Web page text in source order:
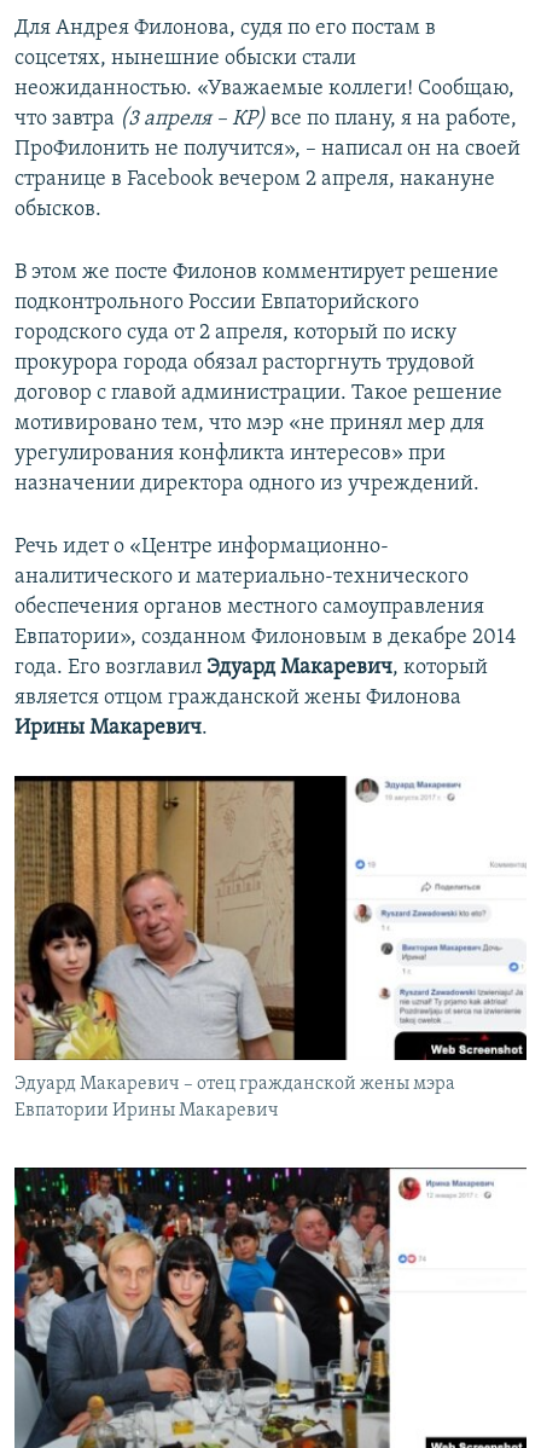
Для Андрея Филонова, судя по его постам в
соцсетях, нынешние обыски стали
неожиданностью. «Уважаемые коллеги! Сообщаю,
что завтра (3 апреля – КР) все по плану, я на работе,
ПроФилонить не получится», – написал он на своей
странице в Facebook вечером 2 апреля, накануне
обысков.
В этом же посте Филонов комментирует решение
подконтрольного России Евпаторийского
городского суда от 2 апреля, который по иску
прокурора города обязал расторгнуть трудовой
договор с главой администрации. Такое решение
мотивировано тем, что мэр «не принял мер для
урегулирования конфликта интересов» при
назначении директора одного из учреждений.
Речь идет о «Центре информационно-
аналитического и материально-технического
обеспечения органов местного самоуправления
Евпатории», созданном Филоновым в декабре 2014
года. Его возглавил Эдуард Макаревич, который
является отцом гражданской жены Филонова
Ирины Макаревич.
Эдуард Макаревич – отец гражданской жены мэра
Евпатории Ирины Макаревич